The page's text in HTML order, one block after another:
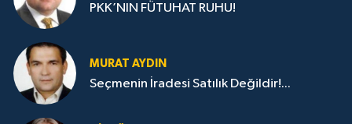
PKK’NIN FÜTUHAT RUHU!
MURAT AYDIN
Seçmenin İradesi Satılık Değildir!...